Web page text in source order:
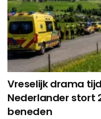
Vreselijk drama
Nederlander stort
beneden